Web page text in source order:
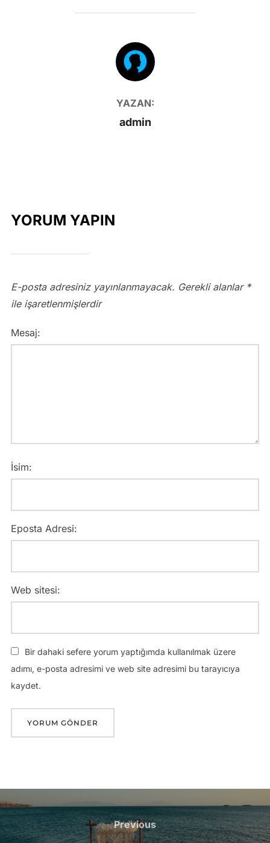
YAZAR
YAZAN:
admin
YORUM YAPIN
E-posta adresiniz yayınlanmayacak. Gerekli alanlar *
ile işaretlenmişlerdir
Mesaj:
İsim:
Eposta Adresi:
Web sitesi:
Bir dahaki sefere yorum yaptığımda kullanılmak üzere
adımı, e-posta adresimi ve web site adresimi bu tarayıcıya
kaydet.
Yazı
gezinmesi
Previous
Previous